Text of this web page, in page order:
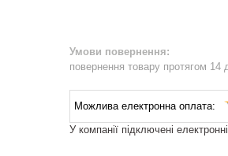
повернення товару протягом 14
У компанії підключені